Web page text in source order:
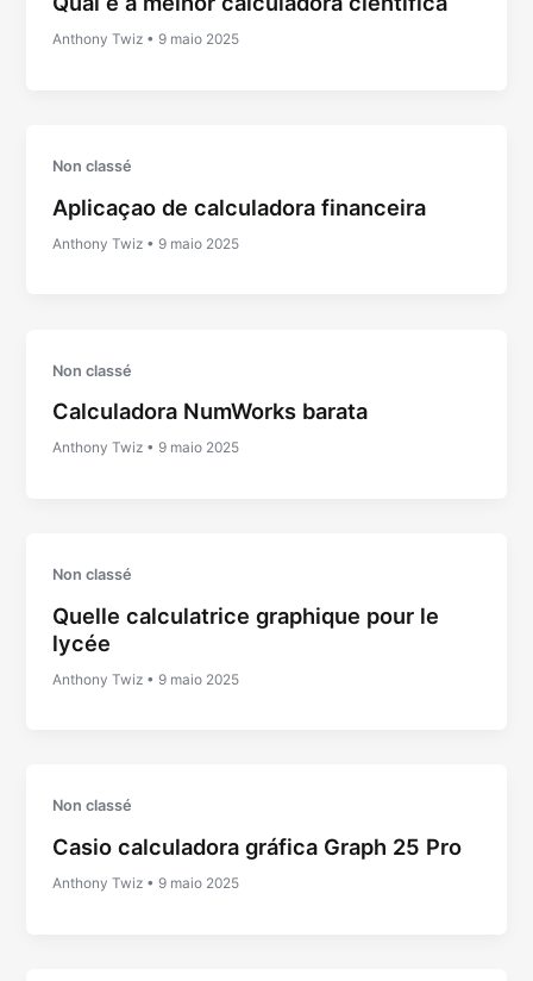
Anthony Twiz •9 maio 2025
Non classé
Aplicaçao de calculadora financeira
Anthony Twiz •9 maio 2025
Non classé
Calculadora NumWorks barata
Anthony Twiz •9 maio 2025
Non classé
Quelle calculatrice graphique pour le
lycée
Anthony Twiz •9 maio 2025
Non classé
Casio calculadora gráfica Graph 25 Pro
Anthony Twiz •9 maio 2025